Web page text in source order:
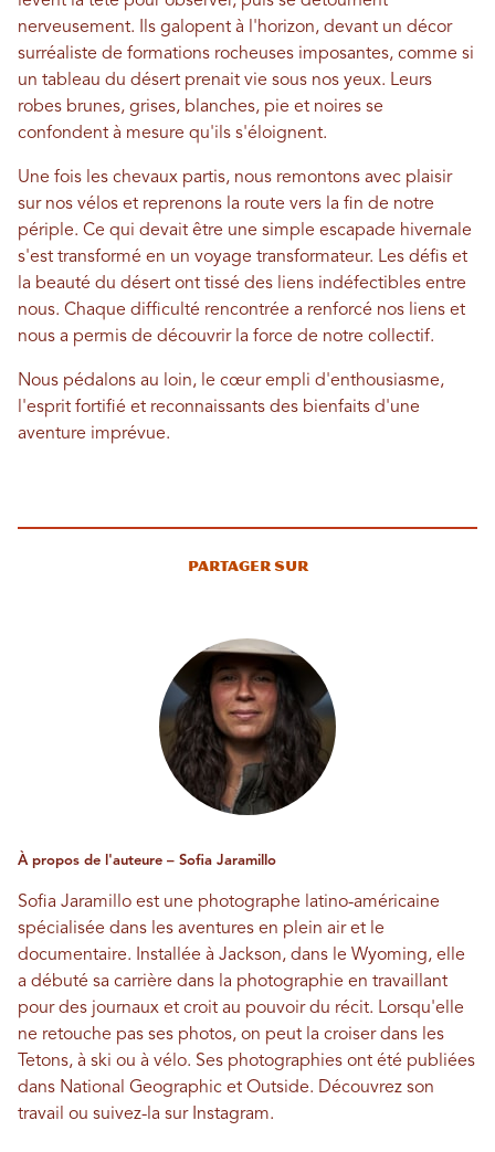
nerveusement. Ils galopent à l'horizon, devant un décor
surréaliste de formations rocheuses imposantes, comme si
un tableau du désert prenait vie sous nos yeux. Leurs
robes brunes, grises, blanches, pie et noires se
confondent à mesure qu'ils s'éloignent.
Une fois les chevaux partis, nous remontons avec plaisir
sur nos vélos et reprenons la route vers la fin de notre
périple. Ce qui devait être une simple escapade hivernale
s'est transformé en un voyage transformateur. Les défis et
la beauté du désert ont tissé des liens indéfectibles entre
nous. Chaque difficulté rencontrée a renforcé nos liens et
nous a permis de découvrir la force de notre collectif.
Nous pédalons au loin, le cœur empli d'enthousiasme,
l'esprit fortifié et reconnaissants des bienfaits d'une
aventure imprévue.
Partager sur
À propos de l'auteure – Sofia Jaramillo
Sofia Jaramillo est une photographe latino-américaine
spécialisée dans les aventures en plein air et le
documentaire. Installée à Jackson, dans le Wyoming, elle
a débuté sa carrière dans la photographie en travaillant
pour des journaux et croit au pouvoir du récit. Lorsqu'elle
ne retouche pas ses photos, on peut la croiser dans les
Tetons, à ski ou à vélo. Ses photographies ont été publiées
dans National Geographic et Outside. Découvrez son
travail ou suivez-la sur Instagram.